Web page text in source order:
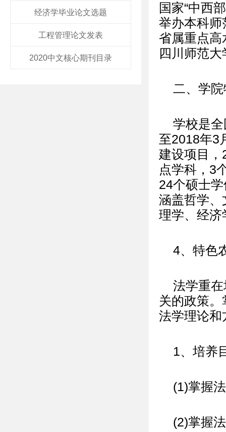
经济学毕业论文选题
工程管理论文发表
2020中文核心期刊目录
国家“中西
举办本科师
省属重点
四川师范大
二、学
学校是
至2018年3
建设项目
点学科，3
24个硕士
涵盖哲学、
理学、经济
4、特色
法学重
关的政策
法学理论和
1、培养
(1)掌握
(2)掌握